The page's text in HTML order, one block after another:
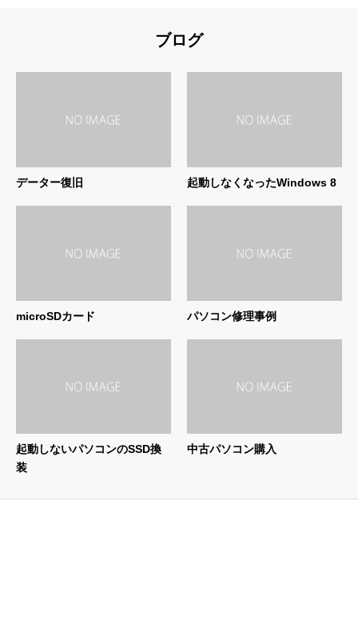
ブログ
データー復旧 起動しなくなったWindows 8
microSDカード パソコン修理事例
起動しないパソコンのSSD換
装
中古パソコン購入